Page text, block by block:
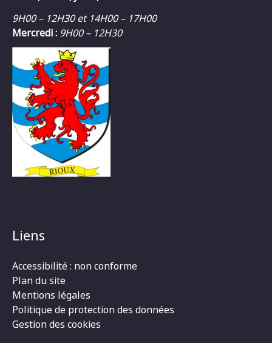
9H00 – 12H30 et 14H00 – 17H00
Mercredi : 9H00 – 12H30
Liens
Accessibilité : non conforme
Plan du site
Mentions légales
Politique de protection des données
Gestion des cookies